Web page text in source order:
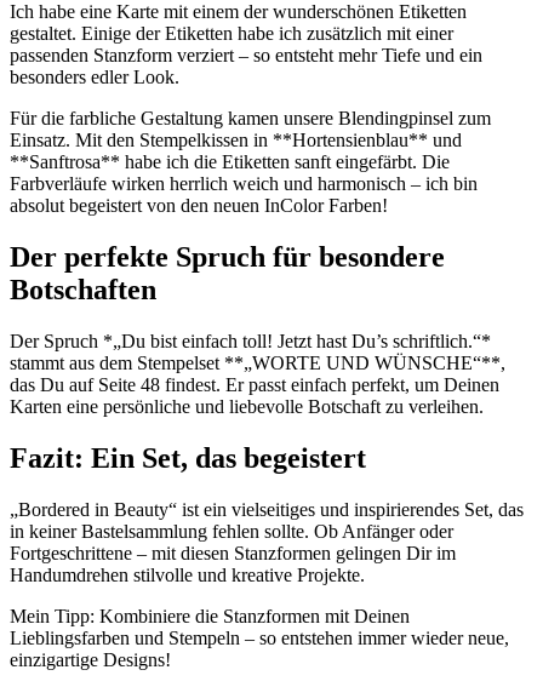
Ich habe eine Karte mit einem der wunderschönen Etiketten
gestaltet. Einige der Etiketten habe ich zusätzlich mit einer
passenden Stanzform verziert – so entsteht mehr Tiefe und ein
besonders edler Look.
Für die farbliche Gestaltung kamen unsere Blendingpinsel zum
Einsatz. Mit den Stempelkissen in **Hortensienblau** und
**Sanftrosa** habe ich die Etiketten sanft eingefärbt. Die
Farbverläufe wirken herrlich weich und harmonisch – ich bin
absolut begeistert von den neuen InColor Farben!
Der perfekte Spruch für besondere
Botschaften
Der Spruch *„Du bist einfach toll! Jetzt hast Du’s schriftlich.“*
stammt aus dem Stempelset **„WORTE UND WÜNSCHE“**,
das Du auf Seite 48 findest. Er passt einfach perfekt, um Deinen
Karten eine persönliche und liebevolle Botschaft zu verleihen.
Fazit: Ein Set, das begeistert
„Bordered in Beauty“ ist ein vielseitiges und inspirierendes Set, das
in keiner Bastelsammlung fehlen sollte. Ob Anfänger oder
Fortgeschrittene – mit diesen Stanzformen gelingen Dir im
Handumdrehen stilvolle und kreative Projekte.
Mein Tipp: Kombiniere die Stanzformen mit Deinen
Lieblingsfarben und Stempeln – so entstehen immer wieder neue,
einzigartige Designs!